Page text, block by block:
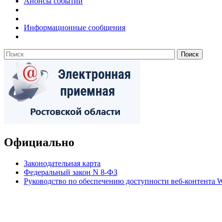
Информационные сообщения
Официально
Законодательная карта
Федеральный закон N 8-ФЗ
Руководство по обеспечению доступности веб-контента